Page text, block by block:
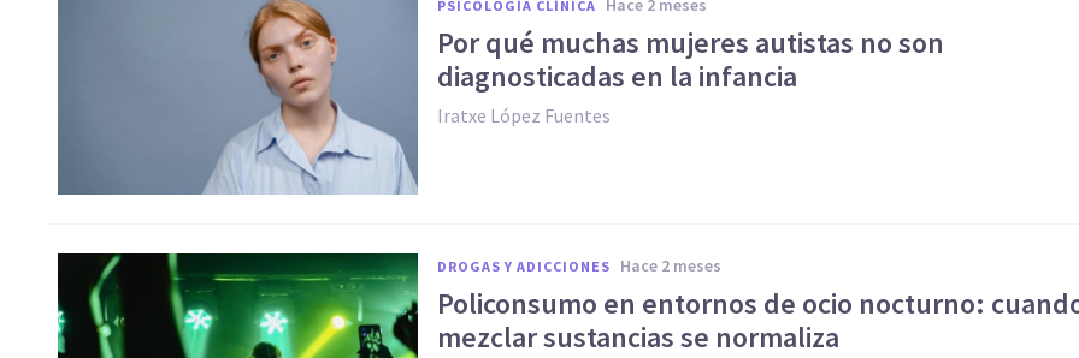
PSICOLOGÍA CLÍNICA hace 2 meses
Por qué muchas mujeres autistas no son
diagnosticadas en la infancia
Iratxe López Fuentes
DROGAS Y ADICCIONES hace 2 meses
Policonsumo en entornos de ocio nocturno:
mezclar sustancias se normaliza